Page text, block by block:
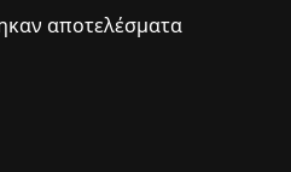
αποτελέσματα